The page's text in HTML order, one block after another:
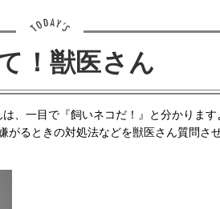
！獣医さん
、一目で『飼いネコだ！』と分かりま
るときの対処法などを獣医さん質問さ